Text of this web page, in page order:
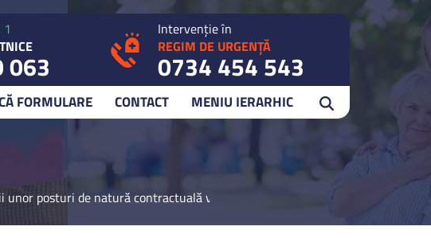
FORMULARE CONTACT MENIU IERARHIC
063
Intervenție în
REGIM DE URGENȚĂ
0734 454 543
posturi de natură contractuală vacante